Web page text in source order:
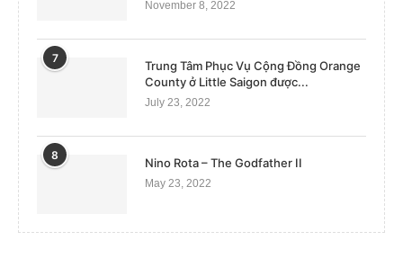
November 8, 2022
7
Trung Tâm Phục Vụ Cộng Đồng Orange
County ở Little Saigon được...
July 23, 2022
8
Nino Rota – The Godfather II
May 23, 2022